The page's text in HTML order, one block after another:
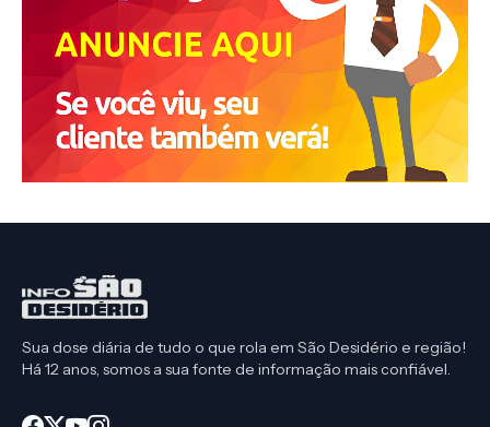
Sua dose diária de tudo o que rola em São Desidério e região!
Há 12 anos, somos a sua fonte de informação mais confiável.